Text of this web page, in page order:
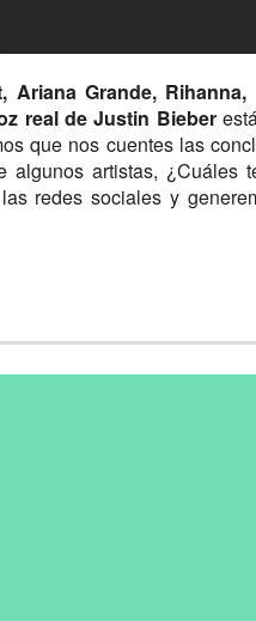
Ariana Grande,
real de Justin Bieber
que nos cuentes las
algunos artistas, ¿Cuáles
redes sociales y